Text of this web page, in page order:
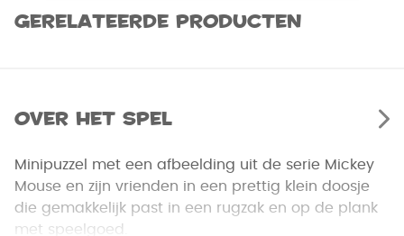
Gerelateerde producten
Over het spel
Minipuzzel met een afbeelding uit de serie Mickey
Mouse en zijn vrienden in een prettig klein doosje
die gemakkelijk past in een rugzak en op de plank
met speelgoed.